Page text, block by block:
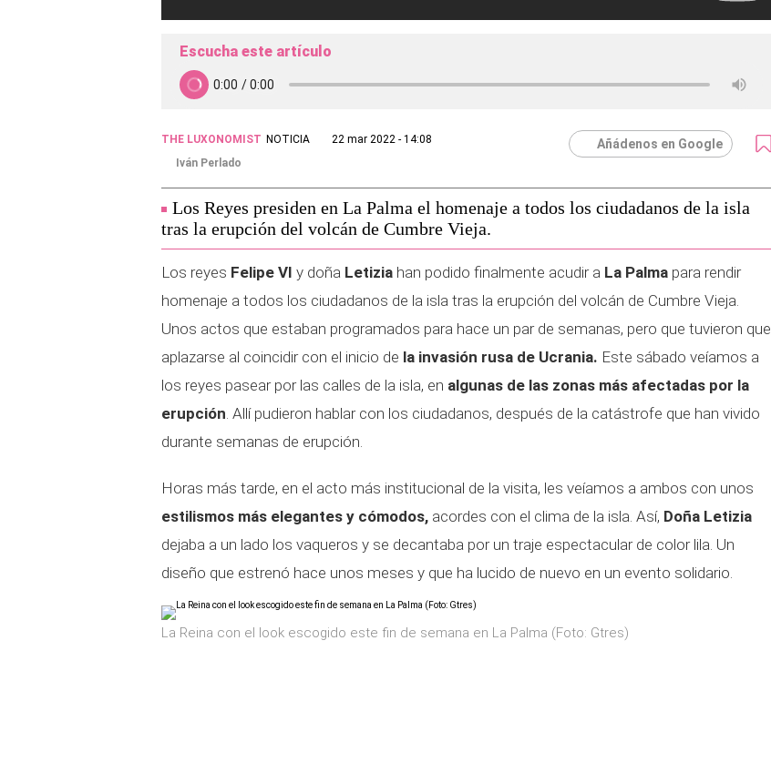
Escucha este artículo
THE LUXONOMIST NOTICIA
22 mar 2022 - 14:08
Iván Perlado
Añádenos en Google
Los Reyes presiden en La Palma el homenaje a todos los ciudadanos de la isla
tras la erupción del volcán de Cumbre Vieja.
Los reyes Felipe VI y doña Letizia han podido finalmente acudir a La Palma para rendir
homenaje a todos los ciudadanos de la isla tras la erupción del volcán de Cumbre Vieja.
Unos actos que estaban programados para hace un par de semanas, pero que tuvieron que
aplazarse al coincidir con el inicio de la invasión rusa de Ucrania. Este sábado veíamos a
los reyes pasear por las calles de la isla, en algunas de las zonas más afectadas por la
erupción . Allí pudieron hablar con los ciudadanos, después de la catástrofe que han vivido
durante semanas de erupción.
Horas más tarde, en el acto más institucional de la visita, les veíamos a ambos con unos
estilismos más elegantes y cómodos, acordes con el clima de la isla. Así, Doña Letizia
dejaba a un lado los vaqueros y se decantaba por un traje espectacular de color lila. Un
diseño que estrenó hace unos meses y que ha lucido de nuevo en un evento solidario.
La Reina con el look escogido este fin de semana en La Palma (Foto: Gtres)